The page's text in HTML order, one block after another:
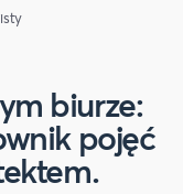
biurze:
pojęć